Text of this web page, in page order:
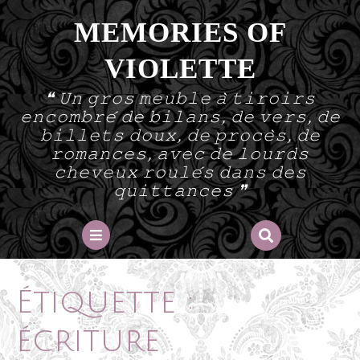
Skip
to
content
MEMORIES OF
VIOLETTE
❝ 𝚄𝚗 𝚐𝚛𝚘𝚜 𝚖𝚎𝚞𝚋𝚕𝚎 𝚊̀ 𝚝𝚒𝚛𝚘𝚒𝚛𝚜
𝚎𝚗𝚌𝚘𝚖𝚋𝚛𝚎́ 𝚍𝚎 𝚋𝚒𝚕𝚊𝚗𝚜, 𝚍𝚎 𝚟𝚎𝚛𝚜, 𝚍𝚎
𝚋𝚒𝚕𝚕𝚎𝚝𝚜 𝚍𝚘𝚞𝚡, 𝚍𝚎 𝚙𝚛𝚘𝚌𝚎̀𝚜, 𝚍𝚎
𝚛𝚘𝚖𝚊𝚗𝚌𝚎𝚜, 𝚊𝚟𝚎𝚌 𝚍𝚎 𝚕𝚘𝚞𝚛𝚍𝚜
𝚌𝚑𝚎𝚟𝚎𝚞𝚡 𝚛𝚘𝚞𝚕𝚎́𝚜 𝚍𝚊𝚗𝚜 𝚍𝚎𝚜
𝚚𝚞𝚒𝚝𝚝𝚊𝚗𝚌𝚎𝚜 ❞
Open
Button
Étiquette :
écriture